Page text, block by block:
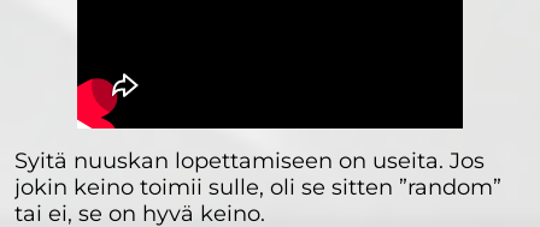
Syitä nuuskan lopettamiseen on useita. Jos
jokin keino toimii sulle, oli se sitten ”random”
tai ei, se on hyvä keino.